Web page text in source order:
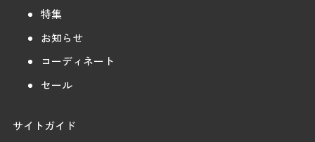
特集
お知らせ
コーディネート
セール
サイトガイド